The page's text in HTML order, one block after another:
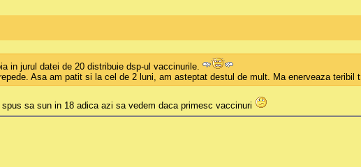
in jurul datei de 20 distribuie dsp-ul vaccinurile.
Asa am patit si la cel de 2 luni, am asteptat destul de mult. Ma enerveaza teribil
sa sun in 18 adica azi sa vedem daca primesc vaccinuri